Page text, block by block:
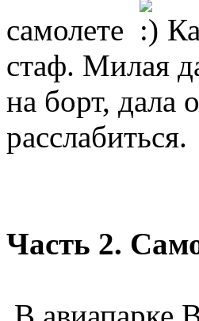
самолете
стаф. Милая
на борт,
расслабиться.
Часть 2.